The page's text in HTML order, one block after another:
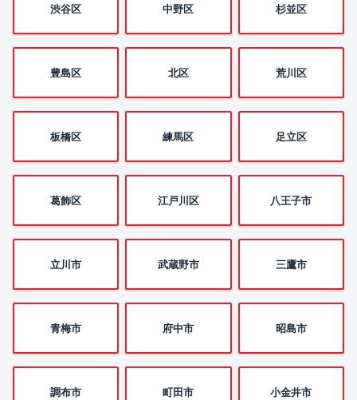
渋谷区 中野区 杉並区
豊島区 北区 荒川区
板橋区 練馬区 足立区
葛飾区 江戸川区 八王子市
立川市 武蔵野市 三鷹市
青梅市 府中市 昭島市
調布市 町田市 小金井市